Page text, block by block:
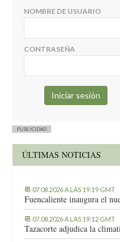
NOMBRE DE USUARIO
CONTRASEÑA
PUBLICIDAD
ÚLTIMAS NOTICIAS
07.08.2026 A LAS 19:19 GMT
Fuencaliente inaugura el
07.08.2026 A LAS 19:12 GMT
Tazacorte adjudica la